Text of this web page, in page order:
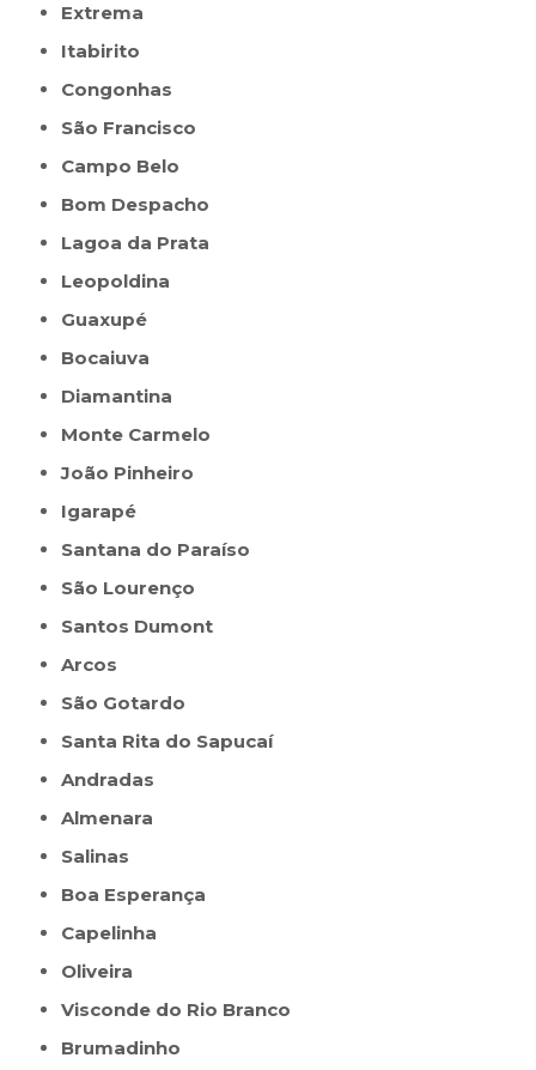
Extrema
Itabirito
Congonhas
São Francisco
Campo Belo
Bom Despacho
Lagoa da Prata
Leopoldina
Guaxupé
Bocaiuva
Diamantina
Monte Carmelo
João Pinheiro
Igarapé
Santana do Paraíso
São Lourenço
Santos Dumont
Arcos
São Gotardo
Santa Rita do Sapucaí
Andradas
Almenara
Salinas
Boa Esperança
Capelinha
Oliveira
Visconde do Rio Branco
Brumadinho